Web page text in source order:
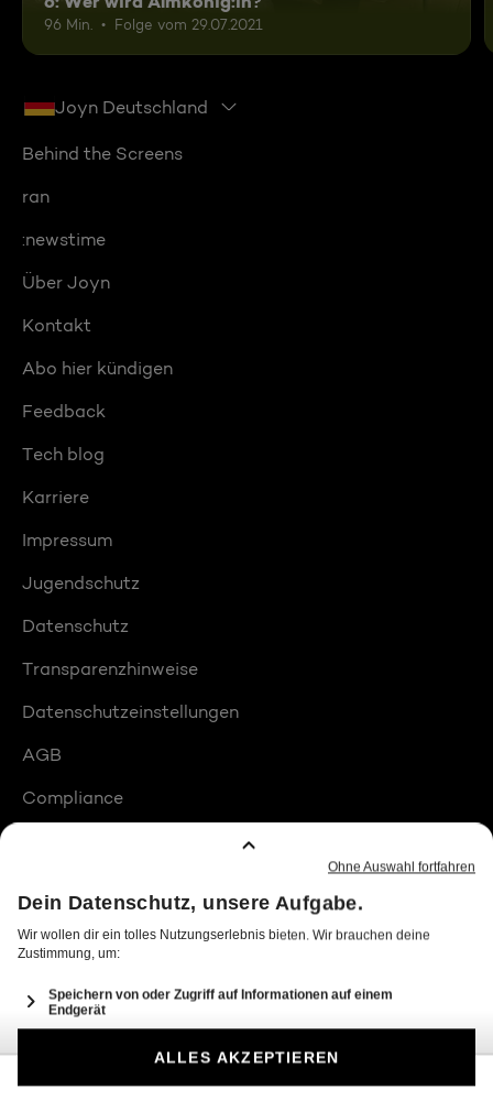
96 Min. Folge vom 29.07.2021
Joyn Deutschland
Behind the Screens
ran
:newstime
Über Joyn
Kontakt
Abo hier kündigen
Feedback
Tech blog
Karriere
Impressum
Jugendschutz
Datenschutz
Transparenzhinweise
Datenschutzeinstellungen
AGB
Compliance